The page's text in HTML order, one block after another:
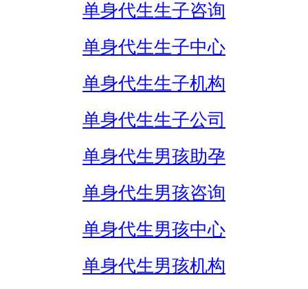
单身代生生子咨询
单身代生生子中心
单身代生生子机构
单身代生生子公司
单身代生男孩助孕
单身代生男孩咨询
单身代生男孩中心
单身代生男孩机构